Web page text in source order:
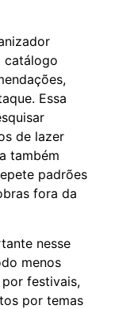
catálogo
Essa
de lazer
também
padrões
fora da
nesse
menos
por festivais,
por temas